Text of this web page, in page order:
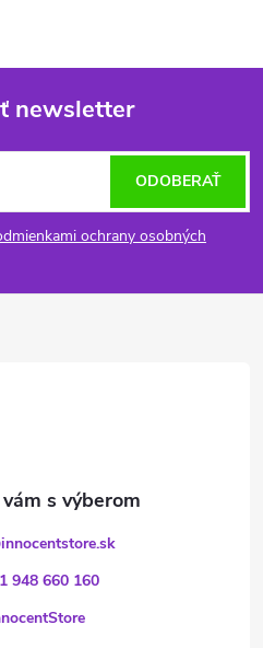
newsletter
ochrany osobných
ODOBERAŤ
innocentstore.sk
948 660 160